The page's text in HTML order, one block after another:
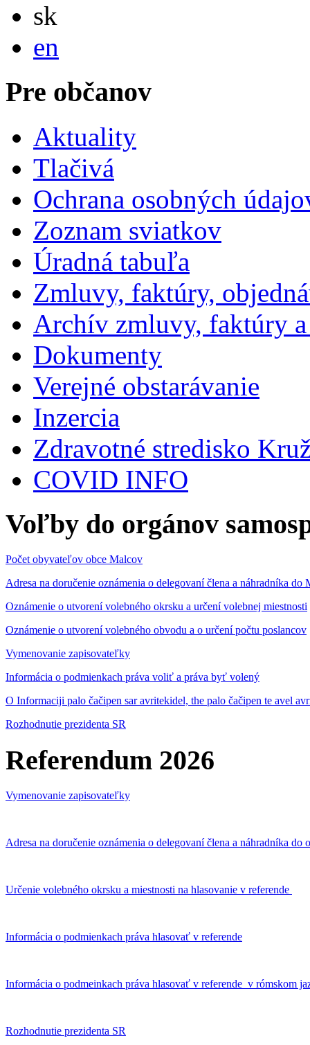
sk
en
Pre občanov
Aktuality
Tlačivá
Ochrana osobných
Zoznam sviatkov
Úradná tabuľa
Zmluvy, faktúry,
Archív zmluvy, faktúry
Dokumenty
Verejné obstarávanie
Inzercia
Zdravotné stredisko
COVID INFO
Voľby do orgánov
Počet obyvateľov obce Malcov
Adresa na doručenie oznámenia o delegovaní člena a náhradníka
Oznámenie o utvorení volebného okrsku a určení volebnej miestnosti
Oznámenie o utvorení volebného obvodu a o určení počtu poslancov
Vymenovanie zapisovateľky
Informácia o podmienkach práva voliť a práva byť volený
O Informaciji palo čačipen sar avritekidel, the palo čačipen te avel
Rozhodnutie prezidenta SR
Referendum 2026
Vymenovanie zapisovateľky
Adresa na doručenie oznámenia o delegovaní člena a náhradníka
Určenie volebného okrsku a miestnosti na hlasovanie v referende
Informácia o podmienkach práva hlasovať v referende
Informácia o podmeinkach práva hlasovať v referende v rómskom
Rozhodnutie prezidenta SR